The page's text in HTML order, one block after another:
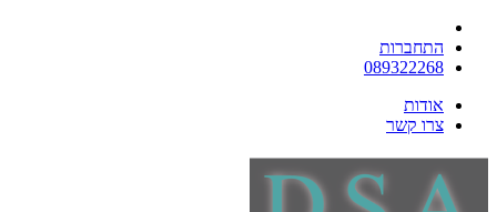
התחברות
089322268
אודות
צרו קשר